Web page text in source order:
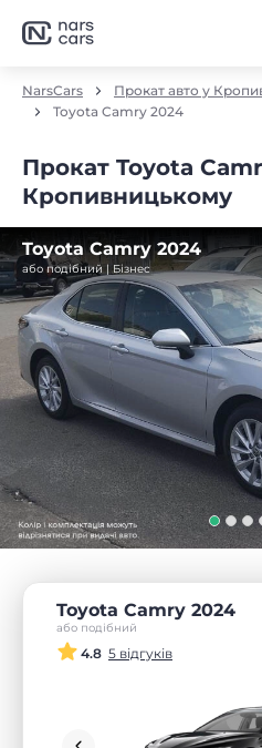
NarsCars
Прокат авто у
Toyota Camry 2024
Прокат Toyota
Кропивницькому
Toyota Camry 2024
або подібний | Бізнес
Toyota Camry 2024
або подібний
4.8 5 відгуків